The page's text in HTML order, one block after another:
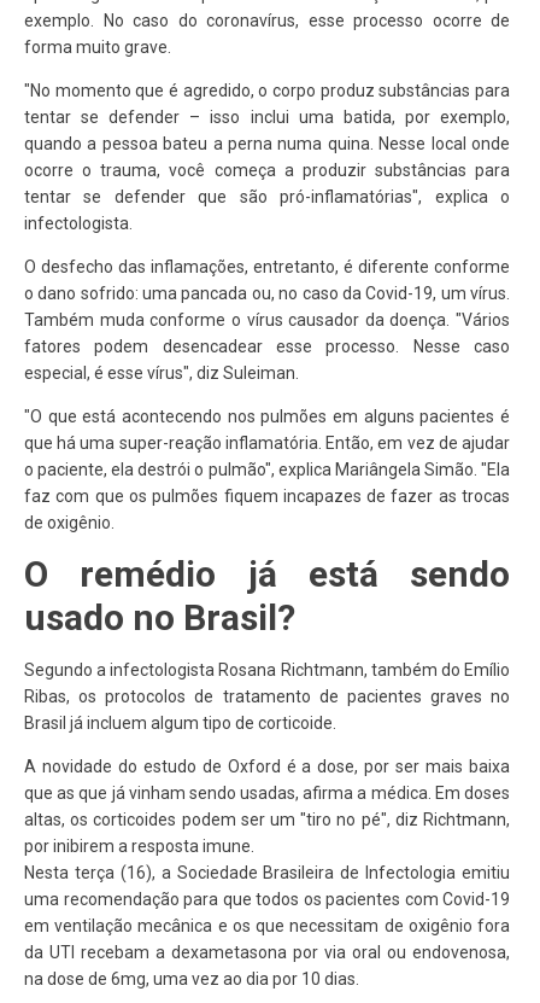
exemplo. No caso do coronavírus, esse processo ocorre de
forma muito grave.
"No momento que é agredido, o corpo produz substâncias para
tentar se defender – isso inclui uma batida, por exemplo,
quando a pessoa bateu a perna numa quina. Nesse local onde
ocorre o trauma, você começa a produzir substâncias para
tentar se defender que são pró-inflamatórias", explica o
infectologista.
O desfecho das inflamações, entretanto, é diferente conforme
o dano sofrido: uma pancada ou, no caso da Covid-19, um vírus.
Também muda conforme o vírus causador da doença. "Vários
fatores podem desencadear esse processo. Nesse caso
especial, é esse vírus", diz Suleiman.
"O que está acontecendo nos pulmões em alguns pacientes é
que há uma super-reação inflamatória. Então, em vez de ajudar
o paciente, ela destrói o pulmão", explica Mariângela Simão. "Ela
faz com que os pulmões fiquem incapazes de fazer as trocas
de oxigênio.
O remédio já está sendo
usado no Brasil?
Segundo a infectologista Rosana Richtmann, também do Emílio
Ribas, os protocolos de tratamento de pacientes graves no
Brasil já incluem algum tipo de corticoide.
A novidade do estudo de Oxford é a dose, por ser mais baixa
que as que já vinham sendo usadas, afirma a médica. Em doses
altas, os corticoides podem ser um "tiro no pé", diz Richtmann,
por inibirem a resposta imune.
Nesta terça (16), a Sociedade Brasileira de Infectologia emitiu
uma recomendação para que todos os pacientes com Covid-19
em ventilação mecânica e os que necessitam de oxigênio fora
da UTI recebam a dexametasona por via oral ou endovenosa,
na dose de 6mg, uma vez ao dia por 10 dias.